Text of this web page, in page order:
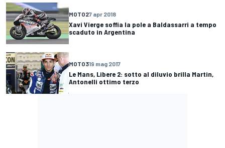
MOTO27 apr 2018
Xavi Vierge soffia la pole a Baldassarri a tempo
scaduto in Argentina
MOTO319 mag 2017
Le Mans, Libere 2: sotto al diluvio brilla Martin,
Antonelli ottimo terzo